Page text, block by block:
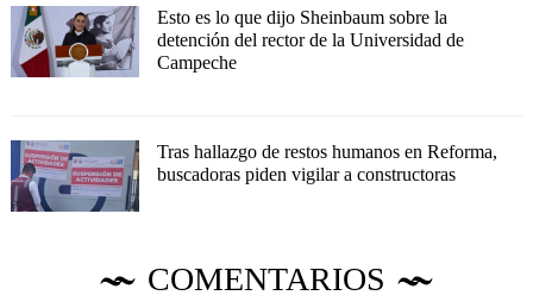
Esto es lo que dijo Sheinbaum sobre la
detención del rector de la Universidad de
Campeche
Tras hallazgo de restos humanos en Reforma,
buscadoras piden vigilar a constructoras
COMENTARIOS